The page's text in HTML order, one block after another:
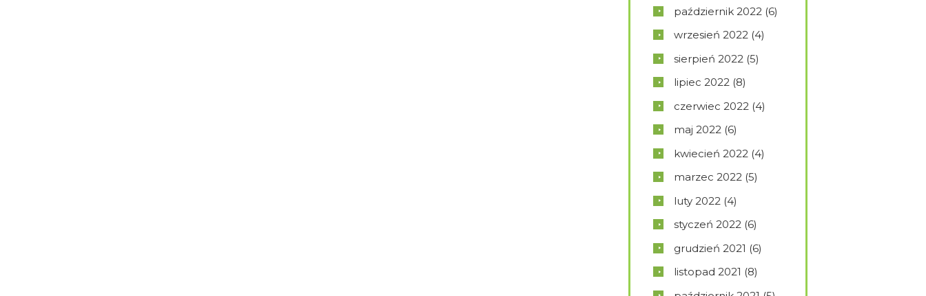
październik 2022 (6)
wrzesień 2022 (4)
sierpień 2022 (5)
lipiec 2022 (8)
czerwiec 2022 (4)
maj 2022 (6)
kwiecień 2022 (4)
marzec 2022 (5)
luty 2022 (4)
styczeń 2022 (6)
grudzień 2021 (6)
listopad 2021 (8)